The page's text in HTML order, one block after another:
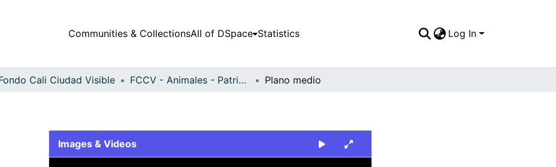
Communities & CollectionsAll of DSpace Statistics Log In
Cali Ciudad Visible FCCV - Animales - Patrimonial Plano medio
Images & Videos